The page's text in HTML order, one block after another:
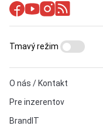
O nás / Kontakt
Pre inzerentov
BrandIT
Tmavý režim